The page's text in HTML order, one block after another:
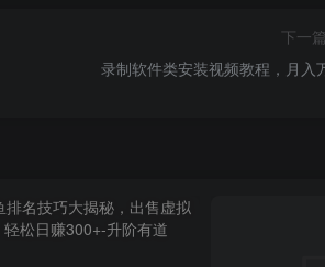
下一
录制软件类安装视频教程，月入